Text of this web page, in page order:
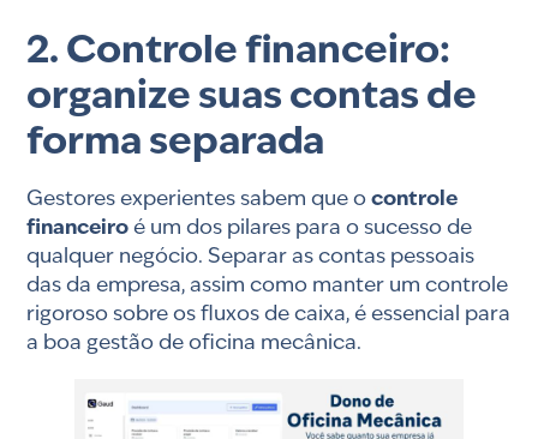
2. Controle financeiro:
organize suas contas de
forma separada
Gestores experientes sabem que ocontrole
financeiro é um dos pilares para o sucesso de
qualquer negócio. Separar as contas pessoais
das da empresa, assim como manter um controle
rigoroso sobre os fluxos de caixa, é essencial para
a boa gestão de oficina mecânica.